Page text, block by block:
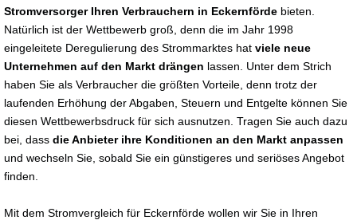
Stromversorger Ihren Verbrauchern in Eckernförde bieten.
Natürlich ist der Wettbewerb groß, denn die im Jahr 1998
eingeleitete Deregulierung des Strommarktes hat viele neue
Unternehmen auf den Markt drängen lassen. Unter dem Strich
haben Sie als Verbraucher die größten Vorteile, denn trotz der
laufenden Erhöhung der Abgaben, Steuern und Entgelte können Sie
diesen Wettbewerbsdruck für sich ausnutzen. Tragen Sie auch dazu
bei, dass die Anbieter ihre Konditionen an den Markt anpassen
und wechseln Sie, sobald Sie ein günstigeres und seriöses Angebot
finden.
Mit dem Stromvergleich für Eckernförde wollen wir Sie in Ihren